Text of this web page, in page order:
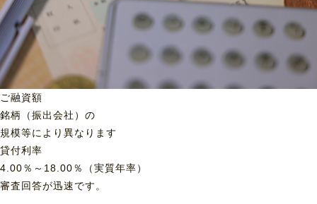
ご融資額
銘柄（振出会社）の
規模等により異なります
貸付利率
4.00％～18.00％（実質年率）
審査回答が迅速です。